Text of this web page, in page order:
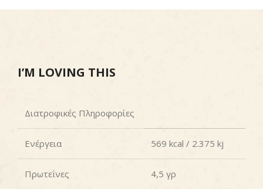
I’M LOVING THIS
Διατροφικές Πληροφορίες
Ενέργεια 569 kcal / 2.375 kj
Πρωτεΐνες 4,5 γρ